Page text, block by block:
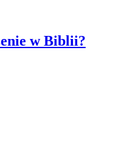
w Biblii?